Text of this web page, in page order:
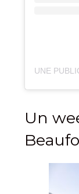
Un